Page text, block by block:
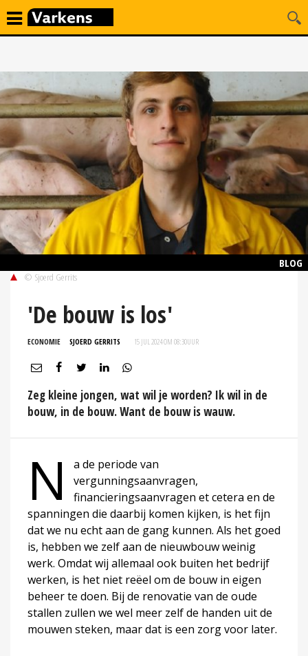
BLOG
© Sjoerd Gerrits
'De bouw is los'
ECONOMIE SJOERD GERRITS 15 JUL 2024 OM 08:30UUR
Zeg kleine jongen, wat wil je worden? Ik wil in de
bouw, in de bouw. Want de bouw is wauw.
N
a de periode van
vergunningsaanvragen,
financieringsaanvragen et cetera en de
spanningen die daarbij komen kijken, is het fijn
dat we nu echt aan de gang kunnen. Als het goed
is, hebben we zelf aan de nieuwbouw weinig
werk. Omdat wij allemaal ook buiten het bedrijf
werken, is het niet reëel om de bouw in eigen
beheer te doen. Bij de renovatie van de oude
stallen zullen we wel meer zelf de handen uit de
mouwen steken, maar dat is een zorg voor later.